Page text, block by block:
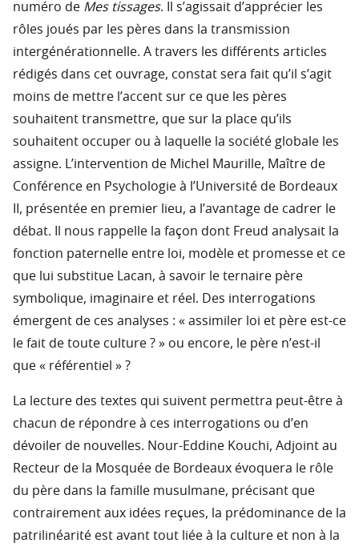
numéro de Mes tissages. Il s’agissait d’apprécier les
rôles joués par les pères dans la transmission
intergénérationnelle. A travers les différents articles
rédigés dans cet ouvrage, constat sera fait qu’il s’agit
moins de mettre l’accent sur ce que les pères
souhaitent transmettre, que sur la place qu’ils
souhaitent occuper ou à laquelle la société globale les
assigne. L’intervention de Michel Maurille, Maître de
Conférence en Psychologie à l’Université de Bordeaux
II, présentée en premier lieu, a l’avantage de cadrer le
débat. Il nous rappelle la façon dont Freud analysait la
fonction paternelle entre loi, modèle et promesse et ce
que lui substitue Lacan, à savoir le ternaire père
symbolique, imaginaire et réel. Des interrogations
émergent de ces analyses : « assimiler loi et père est-ce
le fait de toute culture ? » ou encore, le père n’est-il
que « référentiel » ?
La lecture des textes qui suivent permettra peut-être à
chacun de répondre à ces interrogations ou d’en
dévoiler de nouvelles. Nour-Eddine Kouchi, Adjoint au
Recteur de la Mosquée de Bordeaux évoquera le rôle
du père dans la famille musulmane, précisant que
contrairement aux idées reçues, la prédominance de la
patrilinéarité est avant tout liée à la culture et non à la